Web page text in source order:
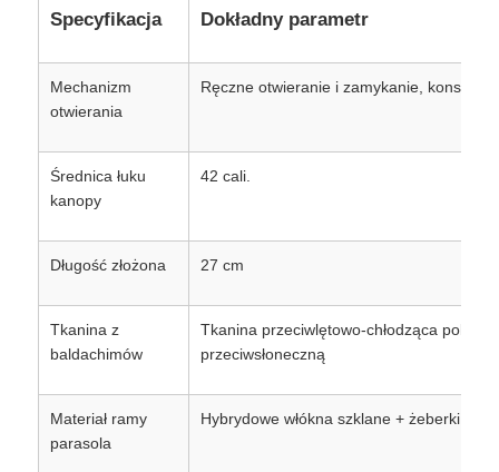
Specyfikacja Dokładny parametr
Mechanizm
otwierania
Ręczne otwieranie i zamykanie,
Średnica łuku
kanopy
42 cali.
Długość złożona 27 cm
Tkanina z
baldachimów
Tkanina przeciwlętowo-chłodząca pokryta
przeciwsłoneczną
Materiał ramy
parasola
Hybrydowe włókna szklane + żeberki